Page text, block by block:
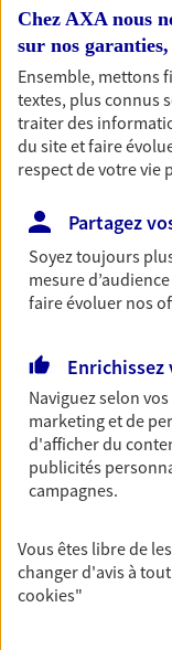
Bricoleuse,
ou grande
accident du
revenus.
Découvrir l'offre
Gagnez en
assurance
unique pour
équipements
Découvrir l'offre
Chez AXA nous
sur nos
Ensemble, mettons
textes, plus connus
traiter des
du site et faire
respect de votre vie
Partagez
Soyez toujours
mesure
faire évoluer nos
Naviguez selon
marketing et de
d'afficher du
publicités
campagnes.
Vous êtes libre de
changer d'avis à
cookies"